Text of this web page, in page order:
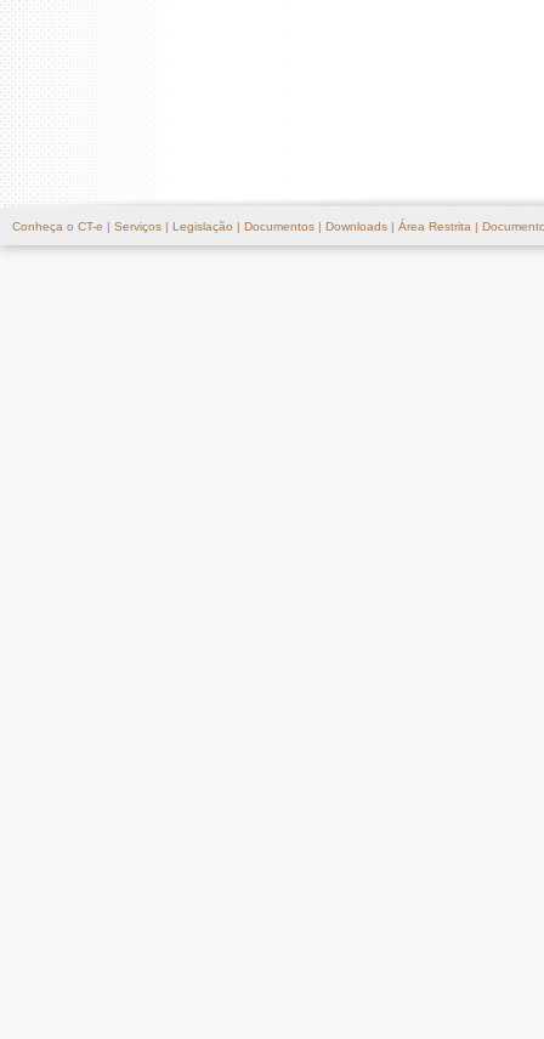
Conheça o CT-e | Serviços | Legislação | Documentos | Downloads | Área Restrita |